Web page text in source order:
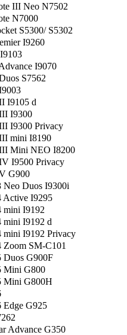
III Neo N7502
N7000
S5300/ S5302
I9260
I9070
S7562
I9105 d
I9300
I9300 Privacy
mini I8190
Mini NEO I8200
I9500 Privacy
G900
Neo Duos I9300i
Active I9295
mini I9192
mini I9192 d
mini I9192 Privacy
Zoom SM-C101
Duos G900F
Mini G800
Mini G800H
Edge G925
Advance G350